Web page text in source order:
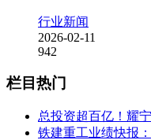
行业新闻
2026-02-11
942
栏目热门
总投资超百亿！耀
铁建重工业绩快报